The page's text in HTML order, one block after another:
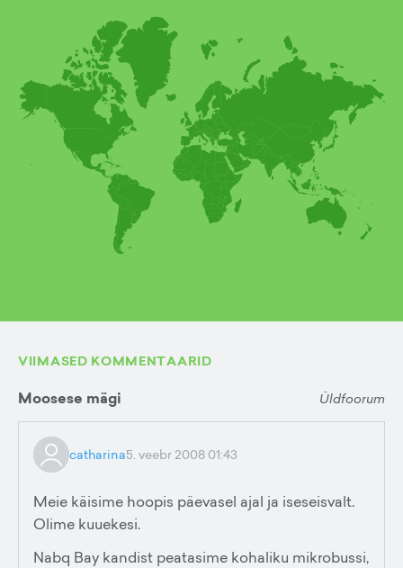
VIIMASED KOMMENTAARID
Moosese mägi Üldfoorum
catharina5. veebr 2008 01:43
Meie käisime hoopis päevasel ajal ja iseseisvalt.
Olime kuuekesi.
Nabq Bay kandist peatasime kohaliku mikrobussi,